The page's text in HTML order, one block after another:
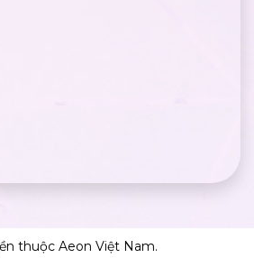
thuộc Aeon Việt Nam.